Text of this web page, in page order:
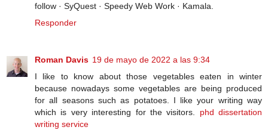
follow · SyQuest · Speedy Web Work · Kamala.
Responder
Roman Davis 19 de mayo de 2022 a las 9:34
I like to know about those vegetables eaten in winter
because nowadays some vegetables are being produced
for all seasons such as potatoes. I like your writing way
which is very interesting for the visitors. phd dissertation
writing service